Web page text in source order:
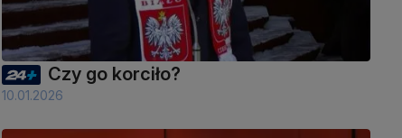
Czy go korciło?
10.01.2026